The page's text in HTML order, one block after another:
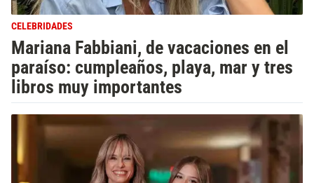
CELEBRIDADES
Mariana Fabbiani, de vacaciones en el
paraíso: cumpleaños, playa, mar y tres
libros muy importantes